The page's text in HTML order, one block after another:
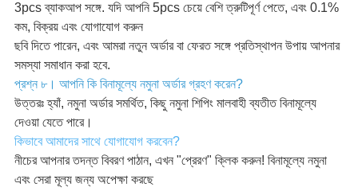
3pcs ব্যাকআপ সঙ্গে. যদি আপনি 5pcs চেয়ে বেশি ত্রুটিপূর্ণ পেতে, এবং 0.1%
কম, বিক্রয় এবং যোগাযোগ করুন
ছবি দিতে পারেন, এবং আমরা নতুন অর্ডার বা ফেরত সঙ্গে প্রতিস্থাপন উপায় আপনার
সমস্যা সমাধান করা হবে.
প্রশ্ন ৮। আপনি কি বিনামূল্যে নমুনা অর্ডার গ্রহণ করেন?
উত্তরঃ হ্যাঁ, নমুনা অর্ডার সমর্থিত, কিছু নমুনা শিপিং মালবাহী ব্যতীত বিনামূল্যে
দেওয়া যেতে পারে।
কিভাবে আমাদের সাথে যোগাযোগ করবেন?
নীচের আপনার তদন্ত বিবরণ পাঠান, এখন "প্রেরণ" ক্লিক করুন! বিনামূল্যে নমুনা
এবং সেরা মূল্য জন্য অপেক্ষা করছে